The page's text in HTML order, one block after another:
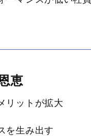
恵
リットが拡大
を生み出す